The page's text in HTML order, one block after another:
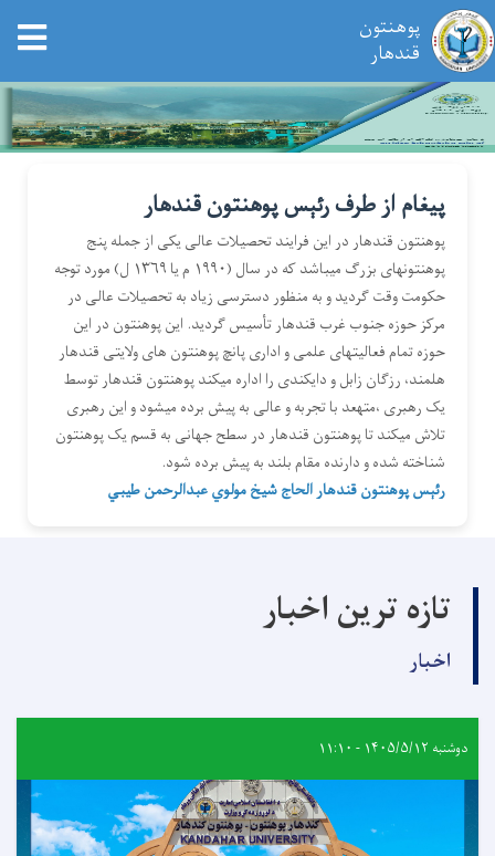
Skip
to
main
پوهنتون
قندهار
پیغام از طرف رئېس پوهنتون قندهار
پوهنتون قندهار در این فرایند تحصیلات عالی یکی از جمله پنج
پوهنتونهای بزرگ میباشد که در سال (۱۹۹۰ م یا ۱۳۶۹ ل) مورد توجه
حکومت وقت گردید و به منظور دسترسی زیاد به تحصیلات عالی در
مرکز حوزه جنوب غرب قندهار تأسیس گردید. این پوهنتون در این
حوزه تمام فعالیتهای علمی و اداری پانچ پوهنتون های ولایتی قندهار
هلمند، رزگان زابل و دایکندی را اداره میکند پوهنتون قندهار توسط
یک رهبری ،متهعد با تجربه و عالی به پیش برده میشود و این رهبری
تلاش میکند تا پوهنتون قندهار در سطح جهانی به قسم یک پوهنتون
شناخته شده و دارنده مقام بلند به پیش برده شود.
رئېس پوهنتون قندهار الحاج شیخ مولوي عبدالرحمن طيبي
تازه ترین اخبار
اخبار
دوشنبه ۱۴۰۵/۵/۱۲ - ۱۱:۱۰